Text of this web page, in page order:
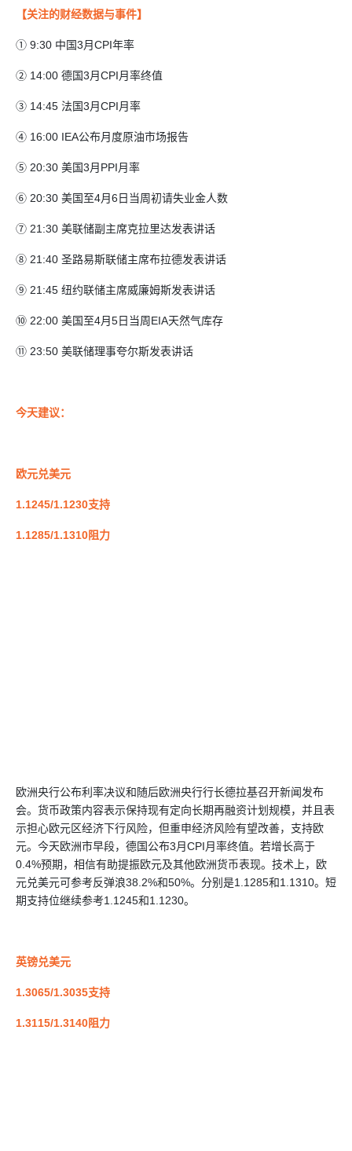
【关注的财经数据与事件】
① 9:30 中国3月CPI年率
② 14:00 德国3月CPI月率终值
③ 14:45 法国3月CPI月率
④ 16:00 IEA公布月度原油市场报告
⑤ 20:30 美国3月PPI月率
⑥ 20:30 美国至4月6日当周初请失业金人数
⑦ 21:30 美联储副主席克拉里达发表讲话
⑧ 21:40 圣路易斯联储主席布拉德发表讲话
⑨ 21:45 纽约联储主席威廉姆斯发表讲话
⑩ 22:00 美国至4月5日当周EIA天然气库存
⑪ 23:50 美联储理事夸尔斯发表讲话
今天建议：
欧元兑美元
1.1245/1.1230支持
1.1285/1.1310阻力
欧洲央行公布利率决议和随后欧洲央行行长德拉基召开新闻发布
会。货币政策内容表示保持现有定向长期再融资计划规模，并且表
示担心欧元区经济下行风险，但重申经济风险有望改善，支持欧
元。今天欧洲市早段，德国公布3月CPI月率终值。若增长高于
0.4%预期，相信有助提振欧元及其他欧洲货币表现。技术上，欧
元兑美元可参考反弹浪38.2%和50%。分别是1.1285和1.1310。短
期支持位继续参考1.1245和1.1230。
英镑兑美元
1.3065/1.3035支持
1.3115/1.3140阻力